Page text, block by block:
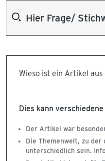
Wieso ist ein Artikel
Dies kann
Der Artikel war
Die Themenwelt, zu
unterschiedlich sein.